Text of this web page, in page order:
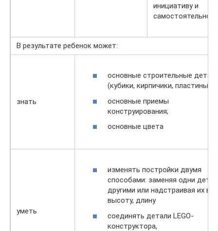
инициативу и
В результате ребенок может:
знать
основные строительные
(кубики, кирпичики, пластины);
основные приемы
конструирования;
основные цвета
уметь
изменять постройки двумя
способами: заменяя одни
другими или надстраивая их в
высоту, длину
соединять детали LEGO-
конструктора,